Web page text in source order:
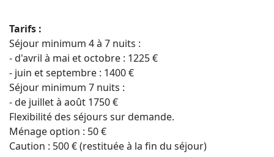
Tarifs :
Séjour minimum 4 à 7 nuits :
- d'avril à mai et octobre : 1225 €
- juin et septembre : 1400 €
Séjour minimum 7 nuits :
- de juillet à août 1750 €
Flexibilité des séjours sur demande.
Ménage option : 50 €
Caution : 500 € (restituée à la fin du séjour)